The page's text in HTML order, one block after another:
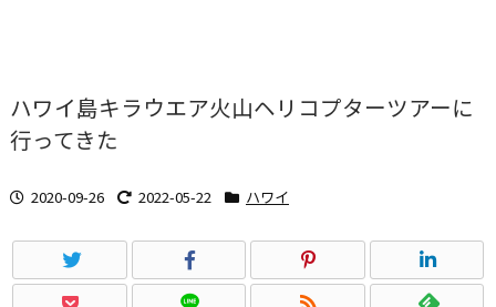
ハワイ島キラウエア火山ヘリコプターツアーに
行ってきた
2020-09-26 2022-05-22 ハワイ